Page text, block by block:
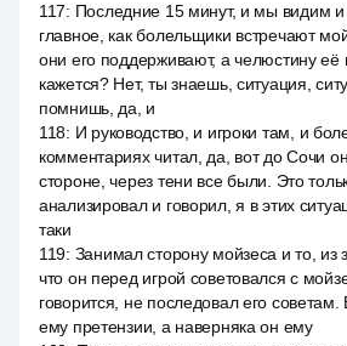
117: Последние 15 минут, и мы видим
главное, как болельщики встречают
они его поддерживают, а челюстину её
кажется? Нет, ты знаешь, ситуация,
помнишь, да, и
118: И руководство, и игроки там, и
комментариях читал, да, вот до Сочи
стороне, через тени все были. Это
анализировал и говорил, я в этих
таки
119: Занимал сторону мойзеса и то, из
что он перед игрой советовался с
говорится, не последовал его
ему претензии, а наверняка он ему